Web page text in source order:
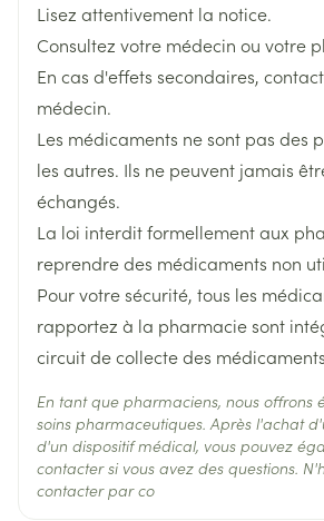
Comment prendre
toujours prendre ce médicament
exactement les indications de votre
cas de doute. Adultes et
plus La dose recommandée est
fois par jour avec de l'eau, au
des repas. Ce médicament est
Profondeur 25 mm
Paquet
10
Ingrédients
Actifs
Préservation
Température
25°C)
Lisez attentivement la notice.
Consultez votre médecin ou votre
En cas d'effets secondaires,
médecin.
Les médicaments ne sont pas des
les autres. Ils ne peuvent jamais
échangés.
La loi interdit formellement aux
reprendre des médicaments non
Pour votre sécurité, tous les
rapportez à la pharmacie sont
circuit de collecte des
En tant que pharmaciens, nous offrons
soins pharmaceutiques. Après l'achat
d'un dispositif médical, vous pouvez
contacter si vous avez des questions.
contacter par co